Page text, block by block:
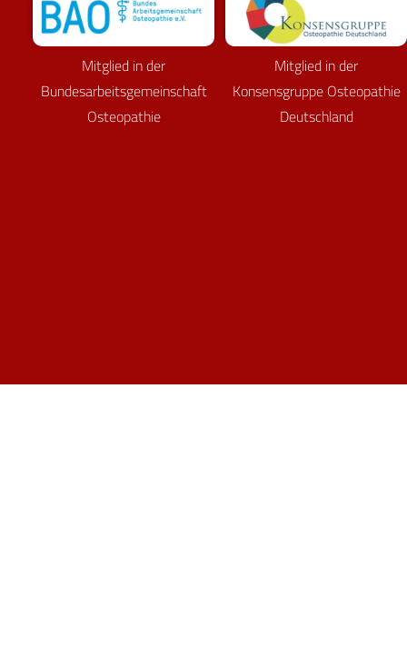
Mitglied in der
Bundesarbeitsgemeinschaft
Osteopathie
Mitglied in der
Konsensgruppe Osteopathie
Deutschland